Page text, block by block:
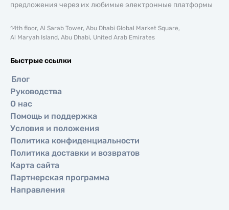
предложения через их любимые электронные платформы
14th floor, Al Sarab Tower, Abu Dhabi Global Market Square,
Al Maryah Island, Abu Dhabi, United Arab Emirates
Быстрые ссылки
Блог
Руководства
О нас
Помощь и поддержка
Условия и положения
Политика конфиденциальности
Политика доставки и возвратов
Карта сайта
Партнерская программа
Направления